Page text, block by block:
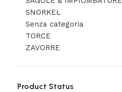
SNORKEL
Senza categoria
TORCE
ZAVORRE
Product Status